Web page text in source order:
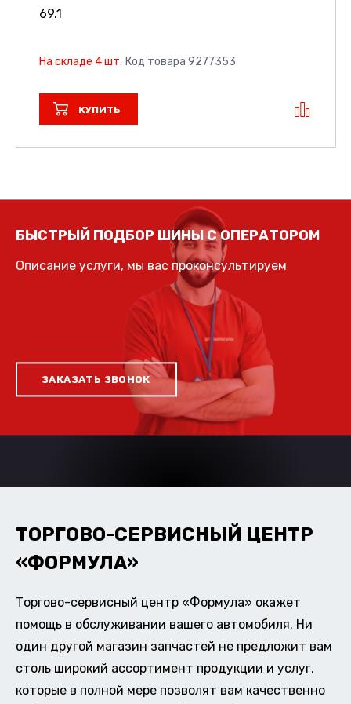
69.1
На складе 4 шт. Код товара 9277353
КУПИТЬ
БЫСТРЫЙ ПОДБОР ШИНЫ С ОПЕРАТОРОМ
Описание услуги, мы вас проконсультируем
ЗАКАЗАТЬ ЗВОНОК
ТОРГОВО-СЕРВИСНЫЙ ЦЕНТР
«ФОРМУЛА»
Торгово-сервисный центр «Формула» окажет
помощь в обслуживании вашего автомобиля. Ни
один другой магазин запчастей не предложит вам
столь широкий ассортимент продукции и услуг,
которые в полной мере позволят вам качественно